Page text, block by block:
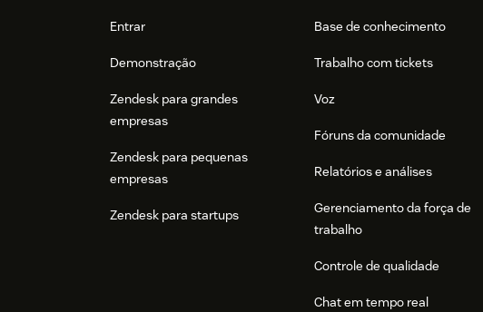
Entrar
Demonstração
Zendesk para grandes
empresas
Zendesk para pequenas
empresas
Zendesk para startups
Base de conhecimento
Trabalho com tickets
Voz
Fóruns da comunidade
Relatórios e análises
Gerenciamento da força de
trabalho
Controle de qualidade
Chat em tempo real